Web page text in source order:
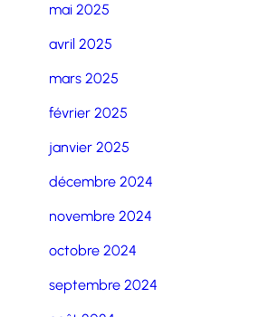
mai 2025
avril 2025
mars 2025
février 2025
janvier 2025
décembre 2024
novembre 2024
octobre 2024
septembre 2024